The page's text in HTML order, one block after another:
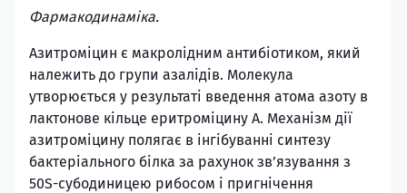
Фармакодинаміка.
Азитроміцин є макролідним антибіотиком, який
належить до групи азалідів. Молекула
утворюється у результаті введення атома азоту в
лактонове кільце еритроміцину А. Механізм дії
азитроміцину полягає в інгібуванні синтезу
бактеріального білка за рахунок зв’язування з
50S-субодиницею рибосом і пригнічення